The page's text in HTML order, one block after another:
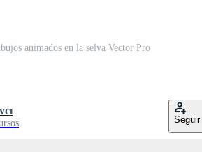
animados en la selva Vector Pro
Seguir